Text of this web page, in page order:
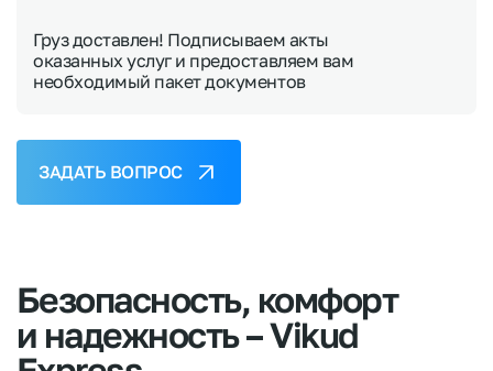
Груз доставлен! Подписываем акты
оказанных услуг и предоставляем вам
необходимый пакет документов
ЗАДАТЬ ВОПРОС
Безопасность, комфорт
и надежность–Vikud